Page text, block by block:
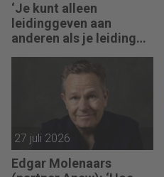
‘Je kunt alleen
leidinggeven aan
anderen als je leiding
kunt geven aan jezelf’
27 juli 2026
Edgar Molenaars